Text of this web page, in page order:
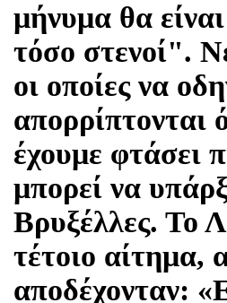
μήνυμα θα
τόσο στενοί".
οι οποίες να
έχουμε φτάσει
μπορεί να
Βρυξέλλες. Το
τέτοιο αίτημα,
αποδέχονταν: